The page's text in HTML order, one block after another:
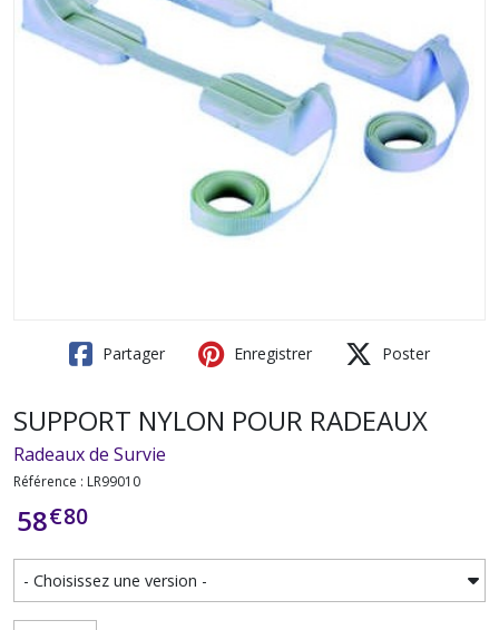
Partager Enregistrer Poster
SUPPORT NYLON POUR RADEAUX
Radeaux de Survie
Référence : LR99010
58€80